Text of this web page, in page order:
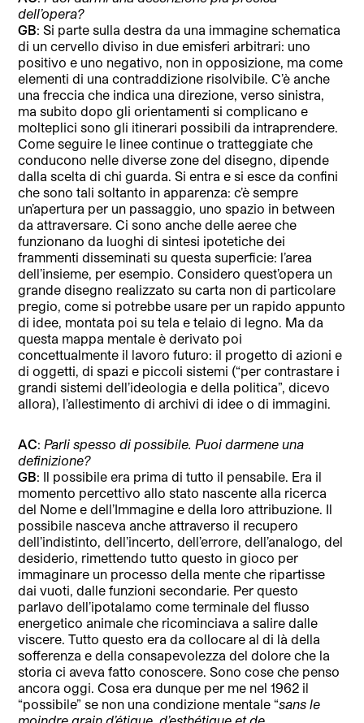
dell’opera?
GB: Si parte sulla destra da una immagine schematica
di un cervello diviso in due emisferi arbitrari: uno
positivo e uno negativo, non in opposizione, ma come
elementi di una contraddizione risolvibile. C’è anche
una freccia che indica una direzione, verso sinistra,
ma subito dopo gli orientamenti si complicano e
molteplici sono gli itinerari possibili da intraprendere.
Come seguire le linee continue o tratteggiate che
conducono nelle diverse zone del disegno, dipende
dalla scelta di chi guarda. Si entra e si esce da confini
che sono tali soltanto in apparenza: c’è sempre
un’apertura per un passaggio, uno spazio in between
da attraversare. Ci sono anche delle aeree che
funzionano da luoghi di sintesi ipotetiche dei
frammenti disseminati su questa superficie: l’area
dell’insieme, per esempio. Considero quest’opera un
grande disegno realizzato su carta non di particolare
pregio, come si potrebbe usare per un rapido appunto
di idee, montata poi su tela e telaio di legno. Ma da
questa mappa mentale è derivato poi
concettualmente il lavoro futuro: il progetto di azioni e
di oggetti, di spazi e piccoli sistemi (“per contrastare i
grandi sistemi dell’ideologia e della politica”, dicevo
allora), l’allestimento di archivi di idee o di immagini.
AC: Parli spesso di possibile. Puoi darmene una
definizione?
GB: Il possibile era prima di tutto il pensabile. Era il
momento percettivo allo stato nascente alla ricerca
del Nome e dell’Immagine e della loro attribuzione. Il
possibile nasceva anche attraverso il recupero
dell’indistinto, dell’incerto, dell’errore, dell’analogo, del
desiderio, rimettendo tutto questo in gioco per
immaginare un processo della mente che ripartisse
dai vuoti, dalle funzioni secondarie. Per questo
parlavo dell’ipotalamo come terminale del flusso
energetico animale che ricominciava a salire dalle
viscere. Tutto questo era da collocare al di là della
sofferenza e della consapevolezza del dolore che la
storia ci aveva fatto conoscere. Sono cose che penso
ancora oggi. Cosa era dunque per me nel 1962 il
“possibile” se non una condizione mentale “sans le
moindre grain d’étique, d’esthétique et de